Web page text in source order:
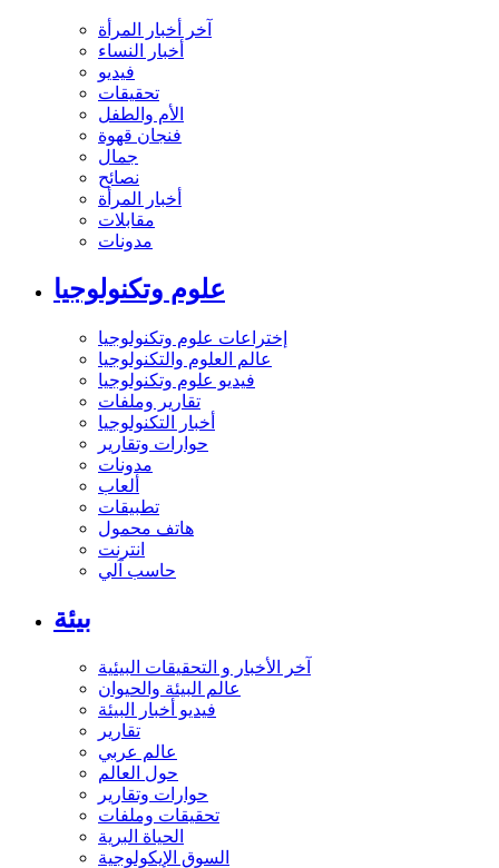
آخر أخبار المرأة
أخبار النساء
فيديو
تحقيقات
الأم والطفل
فنجان قهوة
جمال
نصائح
أخبار المرأة
مقابلات
مدونات
علوم وتكنولوجيا
إختراعات علوم وتكنولوجيا
عالم العلوم والتكنولوجيا
فيديو علوم وتكنولوجيا
تقارير وملفات
أخبار التكنولوجيا
حوارات وتقارير
مدونات
ألعاب
تطبيقات
هاتف محمول
انترنت
حاسب آلي
بيئة
آخر الأخبار و التحقيقات البيئية
عالم البيئة والحيوان
فيديو أخبار البيئة
تقارير
عالم عربي
حول العالم
حوارات وتقارير
تحقيقات وملفات
الحياة البرية
السوق الإيكولوجية